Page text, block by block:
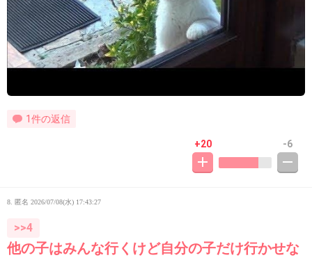
1件の返信
+20 -6
8. 匿名 2026/07/08(水) 17:43:27
>>4
他の子はみんな行くけど自分の子だけ行かせな